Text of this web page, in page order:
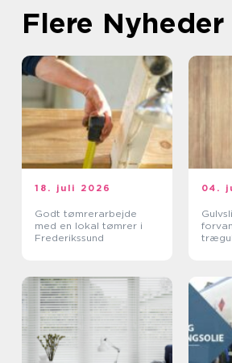
Flere Nyheder
18. juli 2026
Godt tømrerarbejde
med en lokal tømrer i
Frederikssund
04.